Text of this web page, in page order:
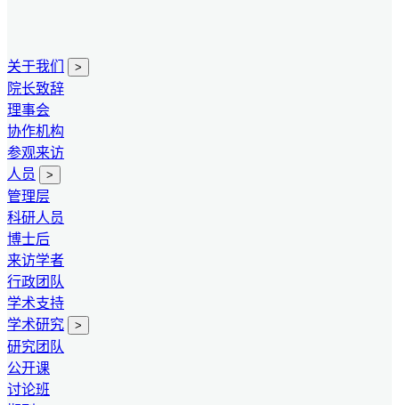
关于我们 >
院长致辞
理事会
协作机构
参观来访
人员
>
管理层
科研人员
博士后
来访学者
行政团队
学术支持
学术研究
>
研究团队
公开课
讨论班